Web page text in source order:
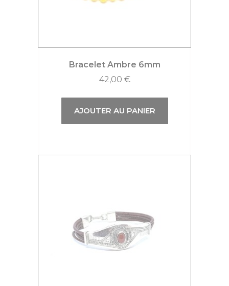
Bracelet Ambre 6mm
42,00 €
AJOUTER AU PANIER